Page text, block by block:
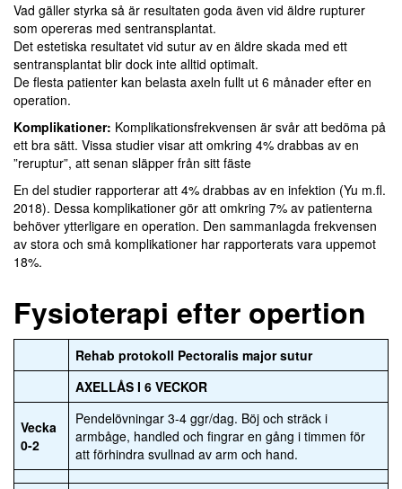
Vad gäller styrka så är resultaten goda även vid äldre rupturer
som opereras med sentransplantat.
Det estetiska resultatet vid sutur av en äldre skada med ett
sentransplantat blir dock inte alltid optimalt.
De flesta patienter kan belasta axeln fullt ut 6 månader efter en
operation.
Komplikationer: Komplikationsfrekvensen är svår att bedöma på
ett bra sätt. Vissa studier visar att omkring 4% drabbas av en
”reruptur”, att senan släpper från sitt fäste
En del studier rapporterar att 4% drabbas av en infektion (Yu m.fl.
2018). Dessa komplikationer gör att omkring 7% av patienterna
behöver ytterligare en operation. Den sammanlagda frekvensen
av stora och små komplikationer har rapporterats vara uppemot
18%.
Fysioterapi efter opertion
Rehab protokoll Pectoralis major sutur
AXELLÅS I 6 VECKOR
Vecka
0-2
Pendelövningar 3-4 ggr/dag. Böj och sträck i
armbåge, handled och fingrar en gång i timmen för
att förhindra svullnad av arm och hand.